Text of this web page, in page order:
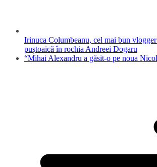
Irinuca Columbeanu, cel mai bun
puștoaică în rochia Andreei Dogaru
“Mihai Alexandru a găsit-o pe noua